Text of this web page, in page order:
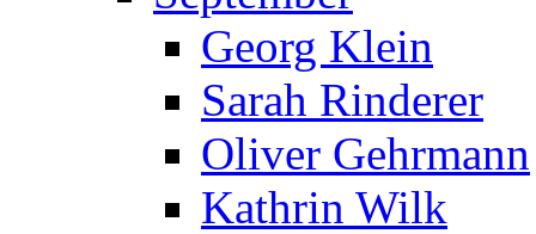
Georg Klein
Sarah Rinderer
Oliver Gehrmann
Kathrin Wilk